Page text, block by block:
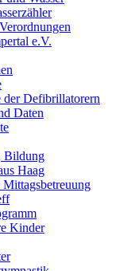
e.V.
der Defibrillatorern
Daten
Bildung
Haag
Kinder